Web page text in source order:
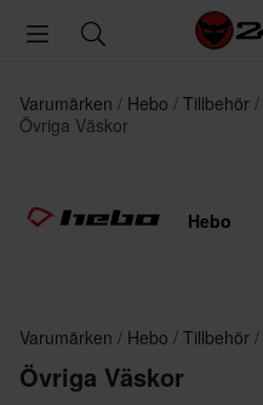
Varumärken Hebo Tillbehör
Övriga Väskor
Hebo
Varumärken Hebo Tillbehör
Övriga Väskor